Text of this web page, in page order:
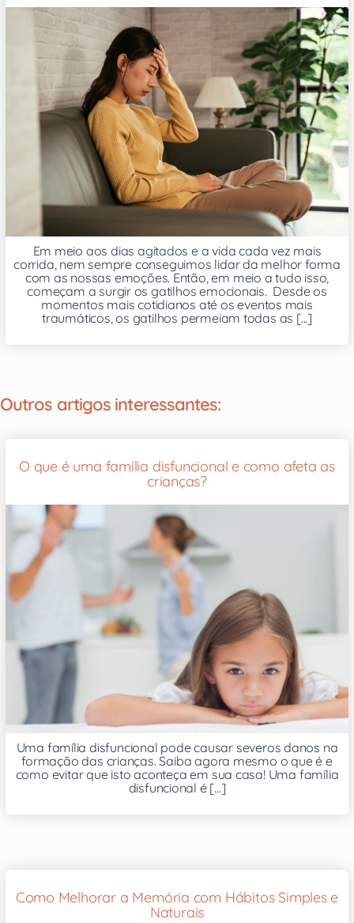
Em meio aos dias agitados e a vida cada vez mais
corrida, nem sempre conseguimos lidar da melhor forma
com as nossas emoções. Então, em meio a tudo isso,
começam a surgir os gatilhos emocionais. Desde os
momentos mais cotidianos até os eventos mais
traumáticos, os gatilhos permeiam todas as [...]
Outros artigos interessantes:
O que é uma família disfuncional e como afeta as
crianças?
Uma família disfuncional pode causar severos danos na
formação das crianças. Saiba agora mesmo o que é e
como evitar que isto aconteça em sua casa! Uma família
disfuncional é [...]
Como Melhorar a Memória com Hábitos Simples e
Naturais